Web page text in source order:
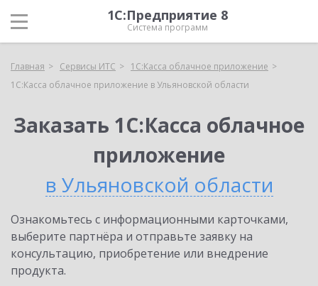
1С:Предприятие 8
Система программ
Главная Сервисы ИТС
1С:Касса облачное приложение
1С:Касса облачное приложение в Ульяновской области
Заказать 1С:Касса облачное
приложение
в Ульяновской области
Ознакомьтесь с информационными карточками,
выберите партнёра и отправьте заявку на
консультацию, приобретение или внедрение
продукта.